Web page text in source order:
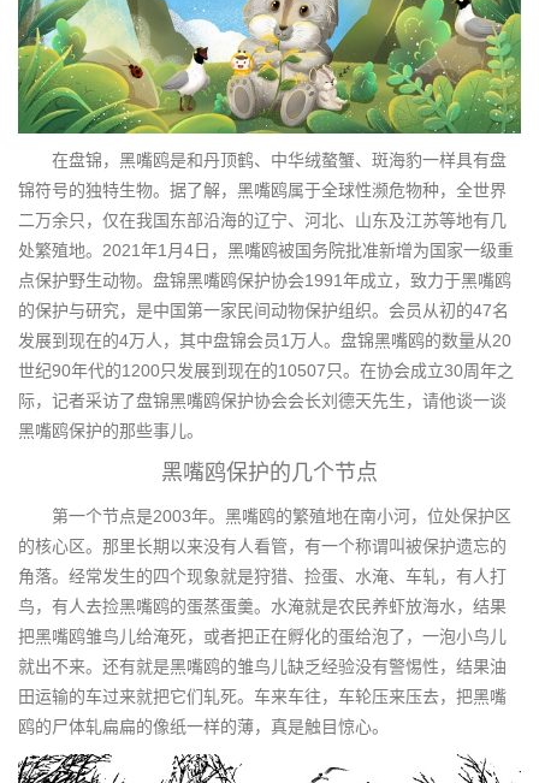
在盘锦，黑嘴鸥是和丹顶鹤、中华绒螯蟹、斑海豹一样具有盘
锦符号的独特生物。据了解，黑嘴鸥属于全球性濒危物种，全世界
二万余只，仅在我国东部沿海的辽宁、河北、山东及江苏等地有几
处繁殖地。2021年1月4日，黑嘴鸥被国务院批准新增为国家一级重
点保护野生动物。盘锦黑嘴鸥保护协会1991年成立，致力于黑嘴鸥
的保护与研究，是中国第一家民间动物保护组织。会员从初的47名
发展到现在的4万人，其中盘锦会员1万人。盘锦黑嘴鸥的数量从20
世纪90年代的1200只发展到现在的10507只。在协会成立30周年之
际，记者采访了盘锦黑嘴鸥保护协会会长刘德天先生，请他谈一谈
黑嘴鸥保护的那些事儿。
黑嘴鸥保护的几个节点
第一个节点是2003年。黑嘴鸥的繁殖地在南小河，位处保护区
的核心区。那里长期以来没有人看管，有一个称谓叫被保护遗忘的
角落。经常发生的四个现象就是狩猎、捡蛋、水淹、车轧，有人打
鸟，有人去捡黑嘴鸥的蛋蒸蛋羹。水淹就是农民养虾放海水，结果
把黑嘴鸥雏鸟儿给淹死，或者把正在孵化的蛋给泡了，一泡小鸟儿
就出不来。还有就是黑嘴鸥的雏鸟儿缺乏经验没有警惕性，结果油
田运输的车过来就把它们轧死。车来车往，车轮压来压去，把黑嘴
鸥的尸体轧扁扁的像纸一样的薄，真是触目惊心。